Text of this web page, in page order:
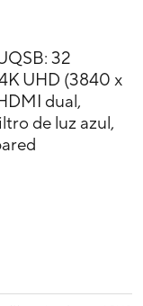
32
UHD (3840 x
dual,
de luz azul,